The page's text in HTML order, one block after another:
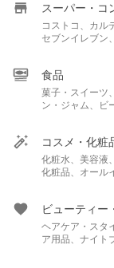
スーパー・コ
コストコ、カル
セブンイレブン
クロ
食品
菓子・スイーツ
ン・ジャム、ビ
コスメ・化粧
化粧水、美容液
化粧品、オール
用品、コンシー
ップケア、メン
ビューティー
ヘアケア・スタ
ア用品、ナイト